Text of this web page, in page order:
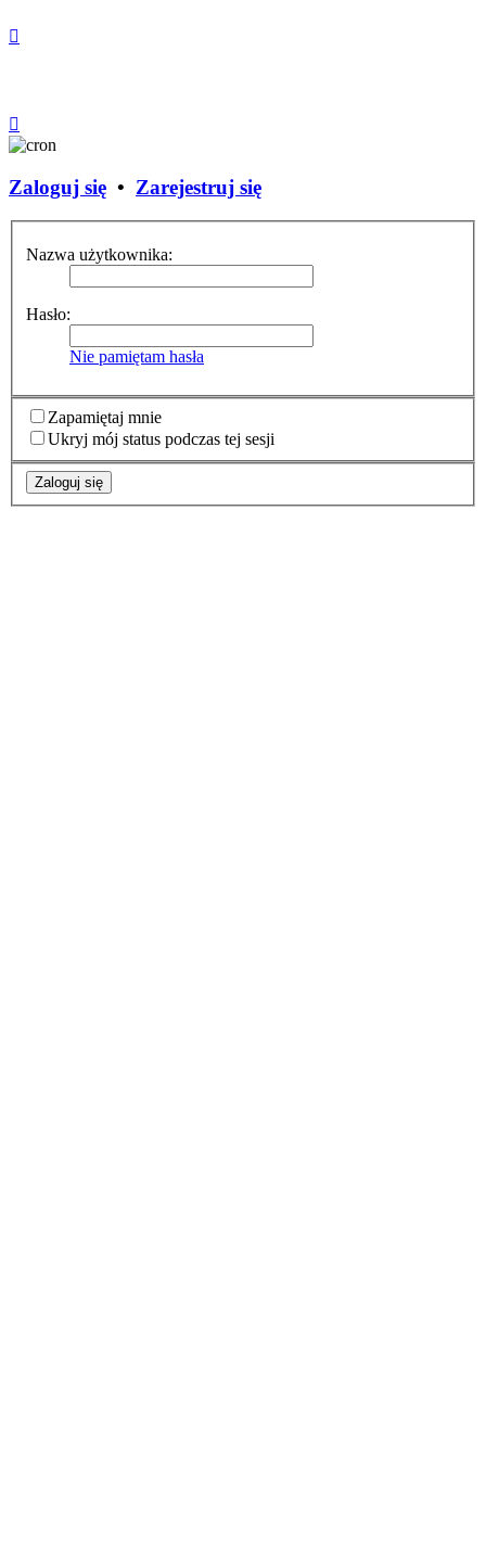
Zaloguj się • Zarejestruj się
Nazwa użytkownika:
Hasło:
Nie pamiętam hasła
Zapamiętaj mnie
Ukryj mój status podczas tej sesji